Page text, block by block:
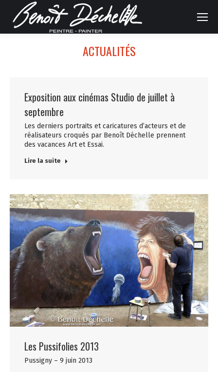
ACTUALITÉS
Exposition aux cinémas Studio de juillet à
septembre
Les derniers portraits et caricatures d’acteurs et de
réalisateurs croqués par Benoît Déchelle prennent
des vacances Art et Essai.
Lire la suite
Les Pussifolies 2013
Pussigny – 9 juin 2013